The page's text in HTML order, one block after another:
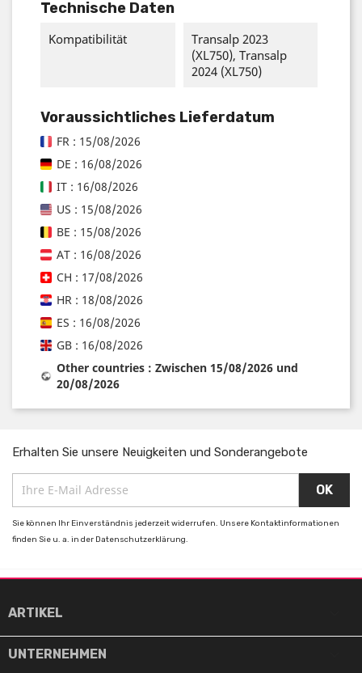
Technische Daten
Kompatibilität
Transalp 2023
(XL750), Transalp
2024 (XL750)
Voraussichtliches Lieferdatum
FR : 15/08/2026
DE : 16/08/2026
IT : 16/08/2026
US : 15/08/2026
BE : 15/08/2026
AT : 16/08/2026
CH : 17/08/2026
HR : 18/08/2026
ES : 16/08/2026
GB : 16/08/2026
Other countries : Zwischen 15/08/2026 und
20/08/2026
Erhalten Sie unsere Neuigkeiten und Sonderangebote
Sie können Ihr Einverständnis jederzeit widerrufen. Unsere Kontaktinformationen
finden Sie u. a. in der Datenschutzerklärung.
ARTIKEL
UNTERNEHMEN